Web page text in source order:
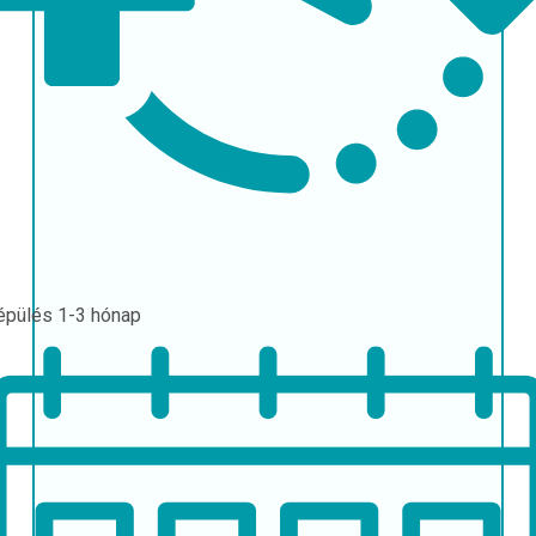
1-3 hónap